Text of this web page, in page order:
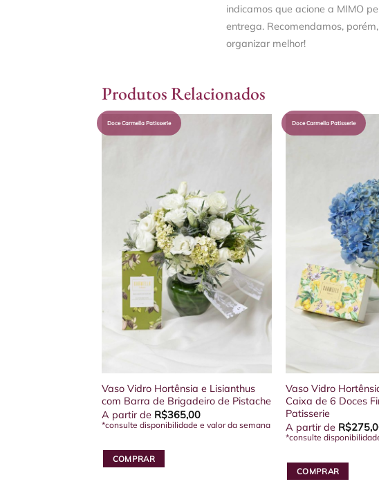
indicamos que acione a MIMO
entrega. Recomendamos,
organizar melhor!
Produtos Relacionados
Doce Carmella Patisserie
Vaso Vidro Hortênsia e Lisianthus
com Barra de Brigadeiro de Pistache
A partir de R$365,00
*consulte disponibilidade e valor da semana
COMPRAR
Doce Carmella Patisserie
Vaso Vidro
Caixa de 6 Doces
Patisserie
A partir de R$
*consulte
COMPRAR